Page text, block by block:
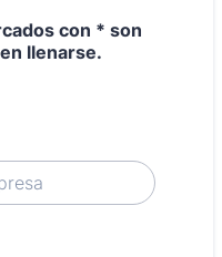
con * son
llenarse.